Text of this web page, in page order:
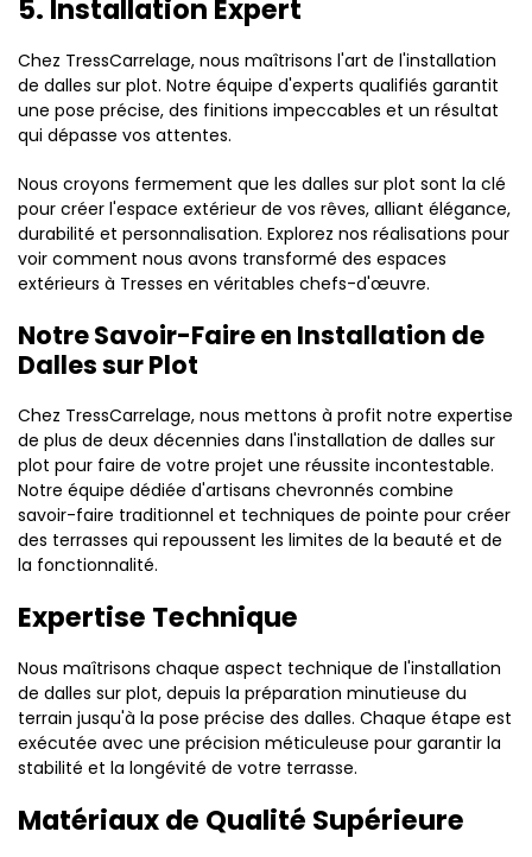
5. Installation Expert
Chez TressCarrelage, nous maîtrisons l'art de l'installation
de dalles sur plot. Notre équipe d'experts qualifiés garantit
une pose précise, des finitions impeccables et un résultat
qui dépasse vos attentes.
Nous croyons fermement que les dalles sur plot sont la clé
pour créer l'espace extérieur de vos rêves, alliant élégance,
durabilité et personnalisation. Explorez nos réalisations pour
voir comment nous avons transformé des espaces
extérieurs à Tresses en véritables chefs-d'œuvre.
Notre Savoir-Faire en Installation de
Dalles sur Plot
Chez TressCarrelage, nous mettons à profit notre expertise
de plus de deux décennies dans l'installation de dalles sur
plot pour faire de votre projet une réussite incontestable.
Notre équipe dédiée d'artisans chevronnés combine
savoir-faire traditionnel et techniques de pointe pour créer
des terrasses qui repoussent les limites de la beauté et de
la fonctionnalité.
Expertise Technique
Nous maîtrisons chaque aspect technique de l'installation
de dalles sur plot, depuis la préparation minutieuse du
terrain jusqu'à la pose précise des dalles. Chaque étape est
exécutée avec une précision méticuleuse pour garantir la
stabilité et la longévité de votre terrasse.
Matériaux de Qualité Supérieure